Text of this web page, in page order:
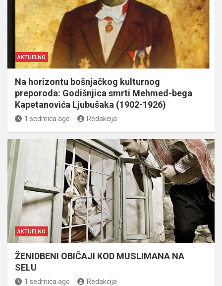
AKTUELNO
Na horizontu bošnjačkog kulturnog
preporoda: Godišnjica smrti Mehmed-bega
Kapetanovića Ljubušaka (1902-1926)
1 sedmica ago Redakcija
AKTUELNO
ŽENIDBENI OBIČAJI KOD MUSLIMANA NA
SELU
1 sedmica ago Redakcija